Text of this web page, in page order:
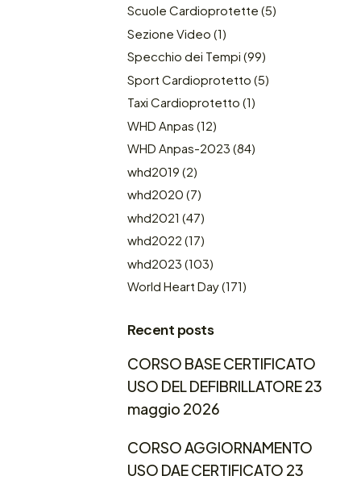
Scuole Cardioprotette (5)
Sezione Video (1)
Specchio dei Tempi (99)
Sport Cardioprotetto (5)
Taxi Cardioprotetto (1)
WHD Anpas (12)
WHD Anpas-2023 (84)
whd2019 (2)
whd2020 (7)
whd2021 (47)
whd2022 (17)
whd2023 (103)
World Heart Day(171)
Recent posts
CORSO BASE CERTIFICATO
USO DEL DEFIBRILLATORE 23
maggio 2026
CORSO AGGIORNAMENTO
USO DAE CERTIFICATO 23